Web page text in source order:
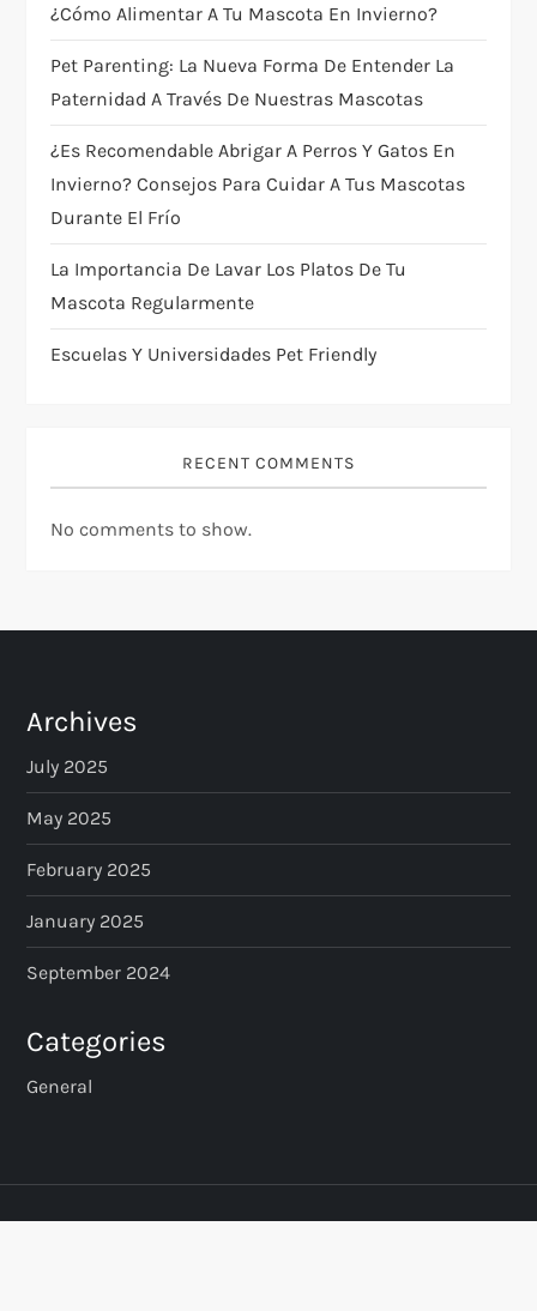
a
t
i
o
n
¿Cómo Alimentar A Tu Mascota En Invierno?
Pet Parenting: La Nueva Forma De Entender La
Paternidad A Través De Nuestras Mascotas
¿Es Recomendable Abrigar A Perros Y Gatos En
Invierno? Consejos Para Cuidar A Tus Mascotas
Durante El Frío
La Importancia De Lavar Los Platos De Tu
Mascota Regularmente
Escuelas Y Universidades Pet Friendly
RECENT COMMENTS
No comments to show.
Archives
July 2025
May 2025
February 2025
January 2025
September 2024
Categories
General